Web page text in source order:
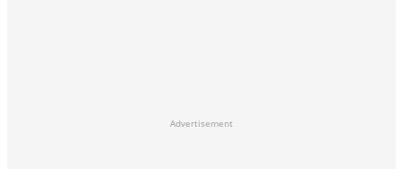
Advertisement